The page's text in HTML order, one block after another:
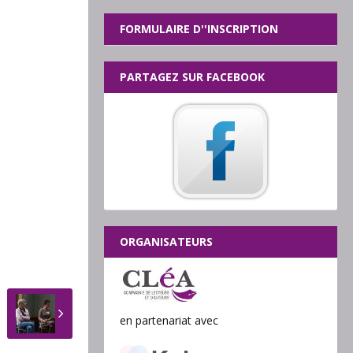
FORMULAIRE D''INSCRIPTION
PARTAGEZ SUR FACEBOOK
ORGANISATEURS
en partenariat avec